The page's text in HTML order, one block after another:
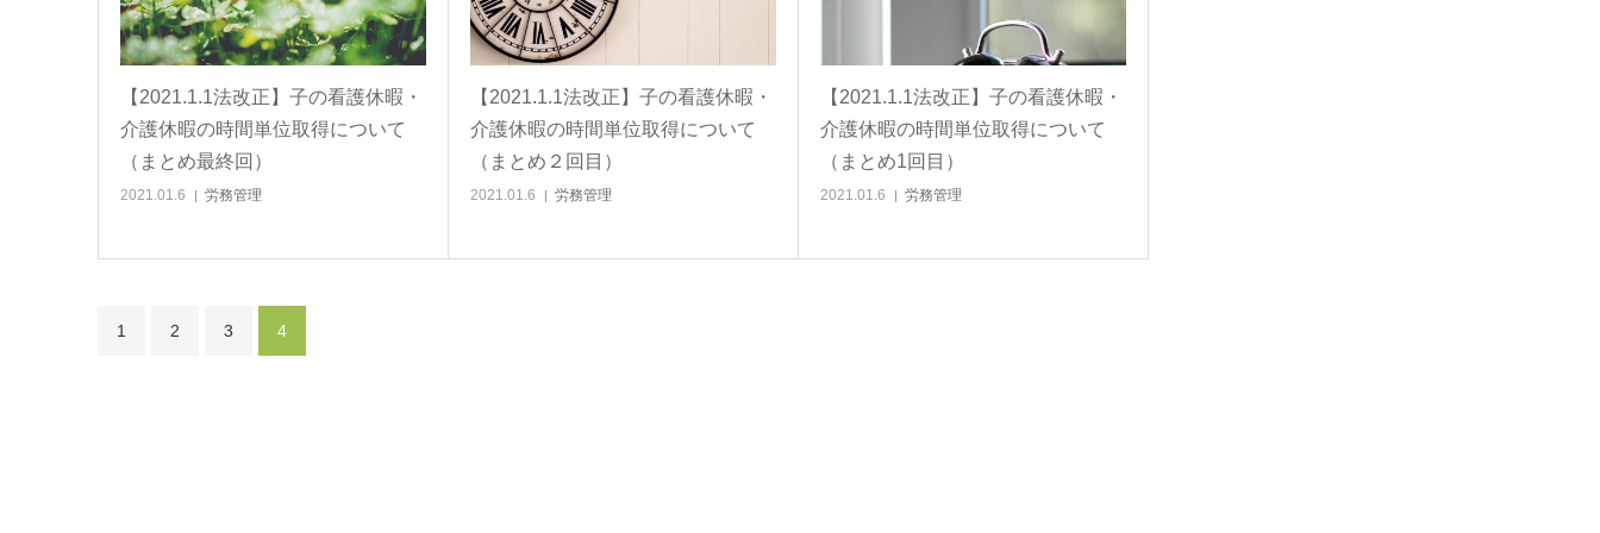
【2021.1.1法改正】子の看護休暇・
介護休暇の時間単位取得について
（まとめ最終回）
2021.01.6 労務管理
【2021.1.1法改正】子の看護休暇・
介護休暇の時間単位取得について
（まとめ２回目）
2021.01.6 労務管理
【2021.1.1法改正】子の看護休暇・
介護休暇の時間単位取得について
（まとめ1回目）
2021.01.6 労務管理
1 2 3 4